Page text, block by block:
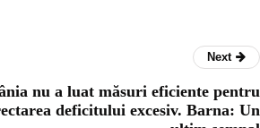
Next
nu a luat măsuri eficiente pentru
deficitului excesiv. Barna: Un